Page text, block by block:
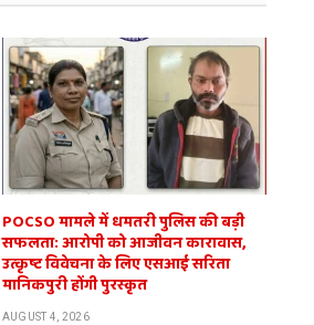
POCSO मामले में धमतरी पुलिस की बड़ी
सफलता: आरोपी को आजीवन कारावास,
उत्कृष्ट विवेचना के लिए एसआई सरिता
मानिकपुरी होंगी पुरस्कृत
AUGUST 4, 2026